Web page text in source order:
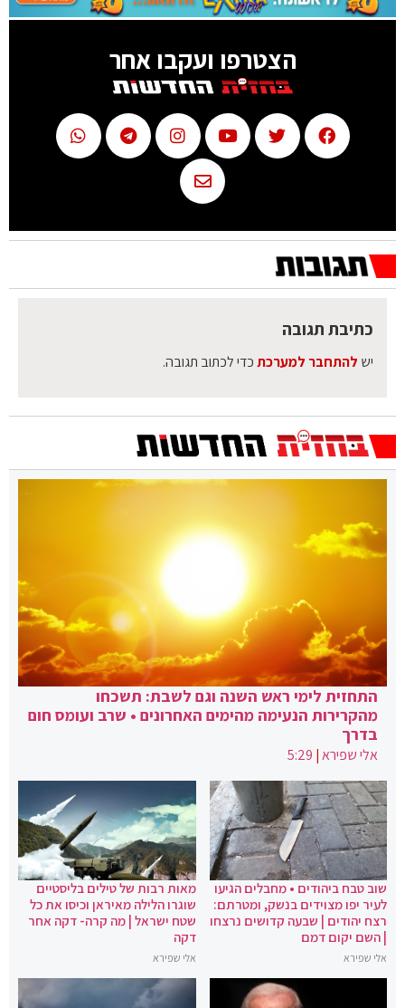
הצטרפו ועקבו אחר
כתיבת תגובה
יש להתחבר למערכתכדי לכתוב תגובה.
התחזית לימי ראש השנה וגם לשבת: תשכחו
מהקרירות הנעימה מהימים האחרונים • שרב ועומס חום
בדרך
אלי שפירא|
5:29
שוב טבח ביהודים • מחבלים הגיעו
לעיר יפו מצוידים בנשק, ומטרתם:
רצח יהודים | שבעה קדושים נרצחו
| השם יקום דמם
אלי שפירא
מאות רבות של טילים בליסטיים
שוגרו הלילה מאיראן וכיסו את כל
שטח ישראל | מה קרה- דקה אחר
דקה
אלי שפירא